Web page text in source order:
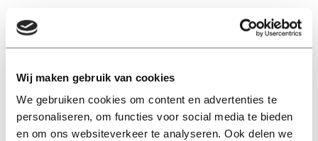
Wij maken gebruik van cookies
We gebruiken cookies om content en advertenties te
personaliseren, om functies voor social media te bieden
en om ons websiteverkeer te analyseren. Ook delen we
EN
Vector